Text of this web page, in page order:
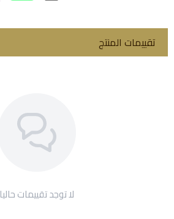
تقييمات المنتج
لا توجد تقييمات حاليا